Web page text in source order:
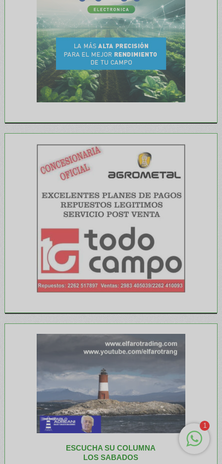
ESCUCHA SU COLUMNA
LOS SABADOS
1